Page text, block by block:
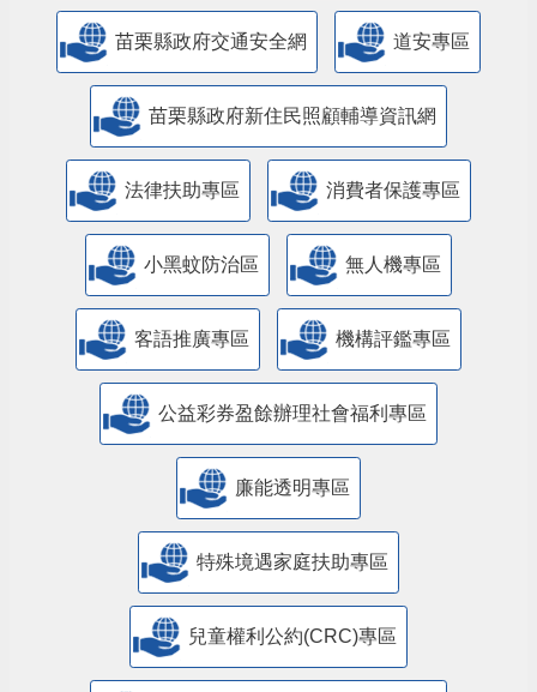
苗栗縣政府交通安全網 道安專區
苗栗縣政府新住民照顧輔導資訊網
法律扶助專區 消費者保護專區
小黑蚊防治區 無人機專區
客語推廣專區 機構評鑑專區
公益彩券盈餘辦理社會福利專區
廉能透明專區
特殊境遇家庭扶助專區
兒童權利公約(CRC)專區